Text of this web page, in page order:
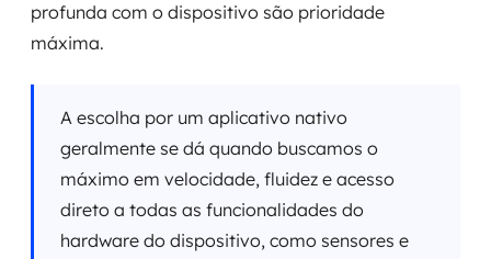
profunda com o dispositivo são prioridade
máxima.
A escolha por um aplicativo nativo
geralmente se dá quando buscamos o
máximo em velocidade, fluidez e acesso
direto a todas as funcionalidades do
hardware do dispositivo, como sensores e